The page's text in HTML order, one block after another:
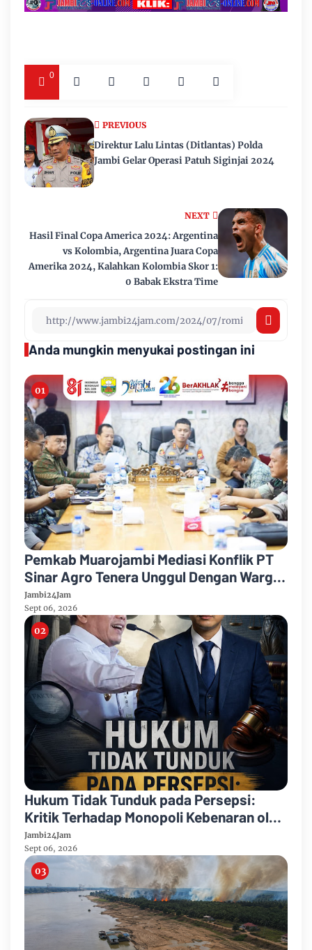
0
NEXT
Hasil Final Copa America 2024: Argentina
vs Kolombia, Argentina Juara Copa
Amerika 2024, Kalahkan Kolombia Skor 1:
0 Babak Ekstra Time
PREVIOUS
Direktur Lalu Lintas (Ditlantas) Polda
Jambi Gelar Operasi Patuh Siginjai 2024
Anda mungkin menyukai postingan ini
Pemkab Muarojambi Mediasi Konflik PT
Sinar Agro Tenera Unggul Dengan Warga
Sipin Teluk Duren
Jambi24Jam
Sept 06, 2026
Hukum Tidak Tunduk pada Persepsi:
Kritik Terhadap Monopoli Kebenaran oleh
Media dan Aktivis
Jambi24Jam
Sept 06, 2026